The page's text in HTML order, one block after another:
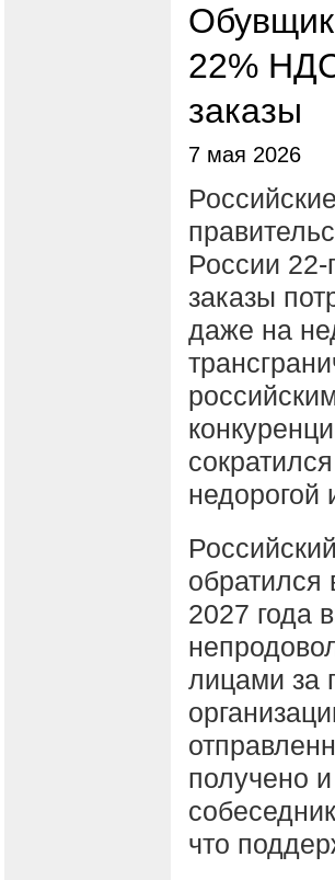
22%
заказы
7 мая 2026
России
заказы
даже на
недорогой
обратился
2027 года
лицами за
получено
что